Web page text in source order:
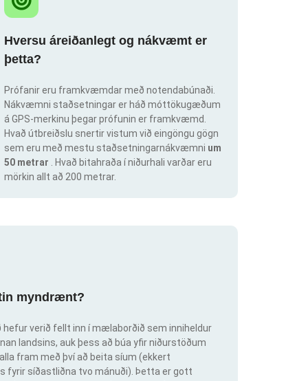
Hversu áreiðanlegt og nákvæmt er
þetta?
Prófanir eru framkvæmdar með notendabúnaði.
Nákvæmni staðsetningar er háð móttökugæðum
á GPS-merkinu þegar prófunin er framkvæmd.
Hvað útbreiðslu snertir vistum við eingöngu gögn
sem eru með mestu staðsetningarnákvæmni um
50 metrar
. Hvað bitahraða í niðurhali varðar eru
mörkin allt að 200 metrar.
myndrænt?
verið fellt inn í mælaborðið sem inniheldur
landsins, auk þess að búa yfir niðurstöðum
fram með því að beita síum (ekkert
fyrir síðastliðna tvo mánuði). Þetta er gott